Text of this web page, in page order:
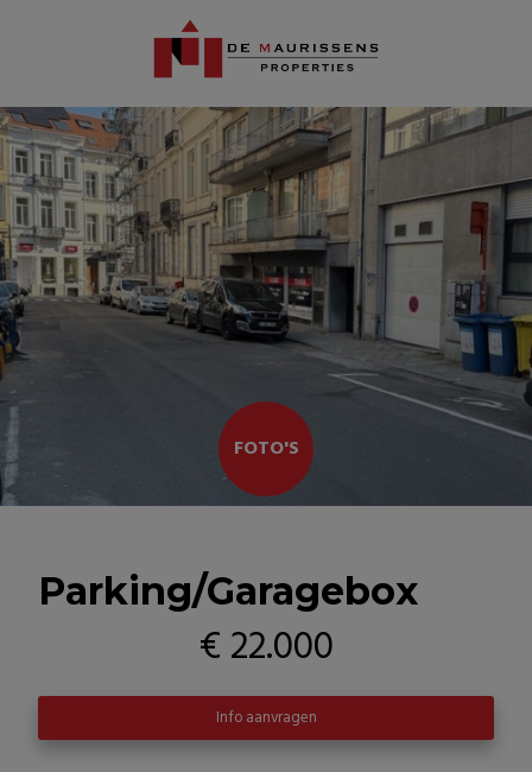
FOTO'S
Parking/Garagebox
€ 22.000
Info aanvragen